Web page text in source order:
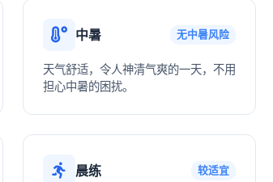
中暑 无中暑风险
天气舒适，令人神清气爽的一天，不用
担心中暑的困扰。
晨练 较适宜